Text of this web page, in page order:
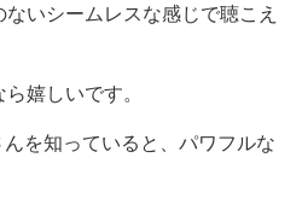
いシームレスな感じで聴こえ
嬉しいです。
を知っていると、パワフルな